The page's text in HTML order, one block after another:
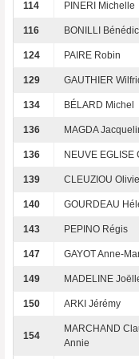
114 PINERI Michelle
116 BONILLI
124 PAIRE Robin
129 GAUTHIER
134 BÉLARD Michel
136 MAGDA
136 NEUVE EGLISE
139 CLEUZIOU
140 GOURDEAU
143 PEPINO Régis
147 GAYOT Anne-
149 MADELINE
150 ARKI Jérémy
154
MARCHAND
Annie